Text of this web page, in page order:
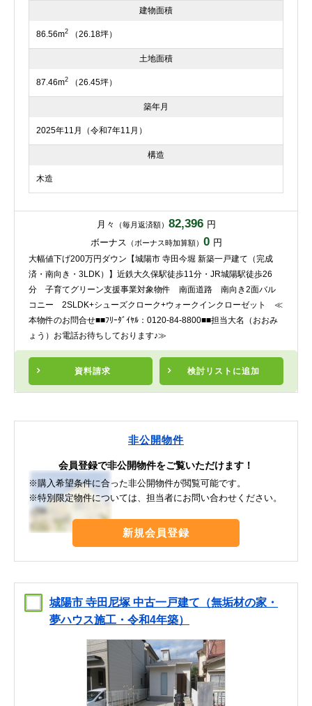
建物面積
86.56m2 （26.18坪）
土地面積
87.46m2 （26.45坪）
築年月
2025年11月（令和7年11月）
構造
木造
月々 （毎月返済額） 82,396 円
ボーナス （ボーナス時加算額） 0 円
資料請求 検討リスト に追加
大幅値下げ200万円ダウン【城陽市 寺田今堀 新築一戸建て（完成
済・南向き・3LDK）】近鉄大久保駅徒歩11分・JR城陽駅徒歩26
分 子育てグリーン支援事業対象物件 南面道路 南向き2面バル
コニー 2SLDK+シューズクローク+ウォークインクローゼット ≪
本物件のお問合せ■■ﾌﾘｰﾀﾞｲﾔﾙ：0120-84-8800■■担当大名（おおみ
ょう）お電話お待ちしております♪≫
非公開物件
会員登録で非公開物件をご覧いただけます！
※購入希望条件に合った非公開物件が閲覧可能です。
※特別限定物件については、担当者にお問い合わせください。
新規会員登録
城陽市 寺田尼塚 中古一戸建て（無垢材の家・
夢ハウス施工・令和4年築）